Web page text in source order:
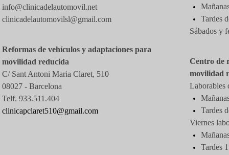
info@clinicadelautomovil.net
clinicadelautomovilsl@gmail.com
Reformas de vehículos y adaptaciones para
movilidad reducida
C/ Sant Antoni Maria Claret, 510
08027 - Barcelona
Telf. 933.511.404
clinicapclaret510@gmail.com
Tardes
Sábados y
Centro de
movilidad
Laborables
Tardes
Viernes
Tardes